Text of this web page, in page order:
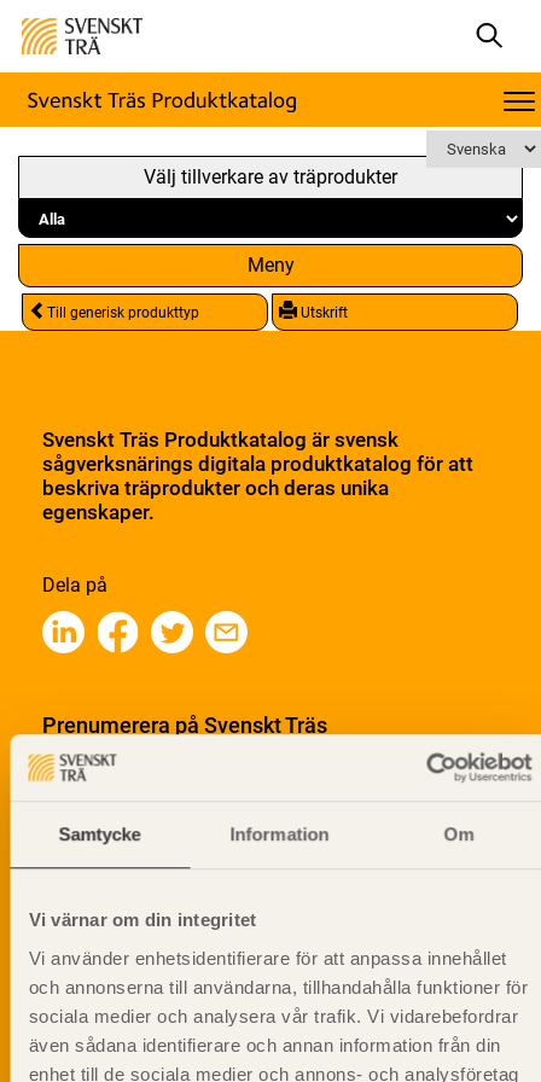
Samtycke Information Om
Vi värnar om din integritet
Vi använder enhetsidentifierare för att anpassa innehållet
och annonserna till användarna, tillhandahålla funktioner för
sociala medier och analysera vår trafik. Vi vidarebefordrar
även sådana identifierare och annan information från din
enhet till de sociala medier och annons- och analysföretag
Välj tillverkare av träprodukter
Meny
Till generisk produkttyp Utskrift
Svenskt Träs Produktkatalog är svensk
sågverksnärings digitala produktkatalog för att
beskriva träprodukter och deras unika
egenskaper.
Dela på
Prenumerera på Svenskt Träs
informationsutskick!